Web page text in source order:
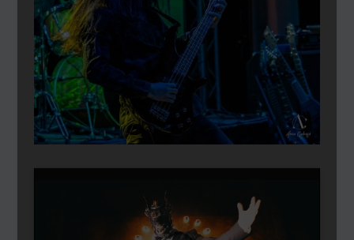
Dă clic pentru a accepta cookie-urile